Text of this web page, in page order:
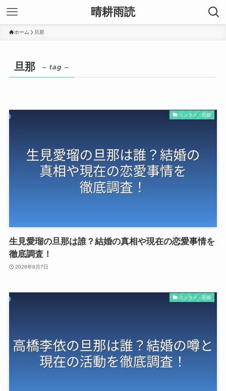
晴耕雨読
ホーム 旦那
旦那 – tag –
エンタメ・芸能
生見愛瑠の旦那は誰？結婚の真相や現在の恋愛事情を
徹底調査！
2026年8月7日
エンタメ・芸能